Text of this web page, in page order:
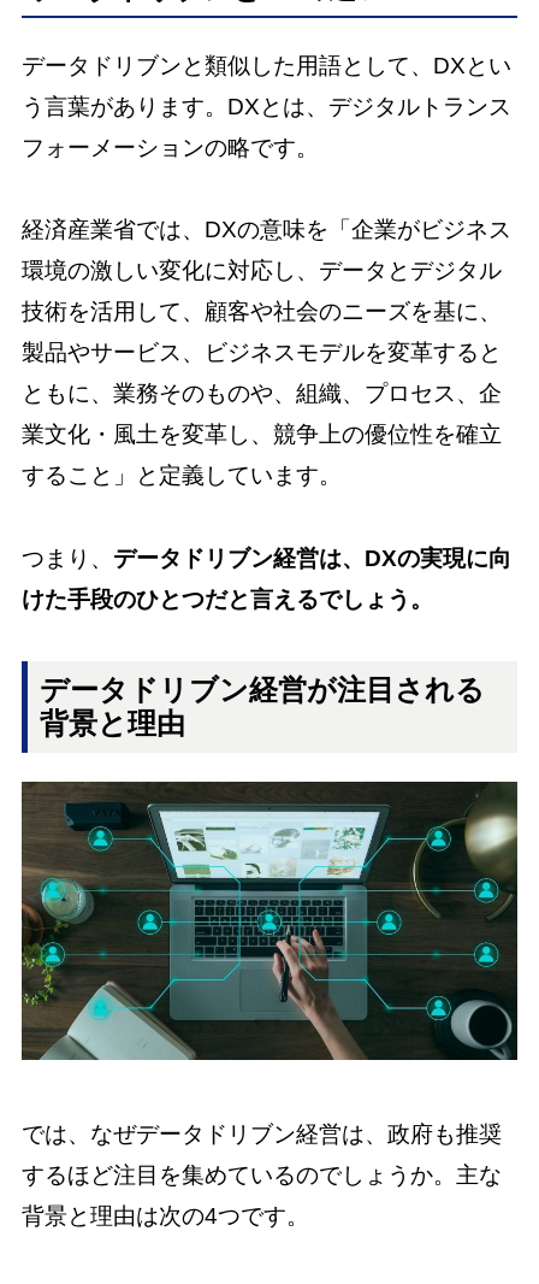
データドリブンと類似した用語として、DXとい
う言葉があります。DXとは、デジタルトランス
フォーメーションの略です。
経済産業省では、DXの意味を「企業がビジネス
環境の激しい変化に対応し、データとデジタル
技術を活用して、顧客や社会のニーズを基に、
製品やサービス、ビジネスモデルを変革すると
ともに、業務そのものや、組織、プロセス、企
業文化・風土を変革し、競争上の優位性を確立
すること」と定義しています。
つまり、 データドリブン経営は、DXの実現に向
けた手段のひとつだと言えるでしょう。
データドリブン経営が注目される
背景と理由
では、なぜデータドリブン経営は、政府も推奨
するほど注目を集めているのでしょうか。主な
背景と理由は次の4つです。